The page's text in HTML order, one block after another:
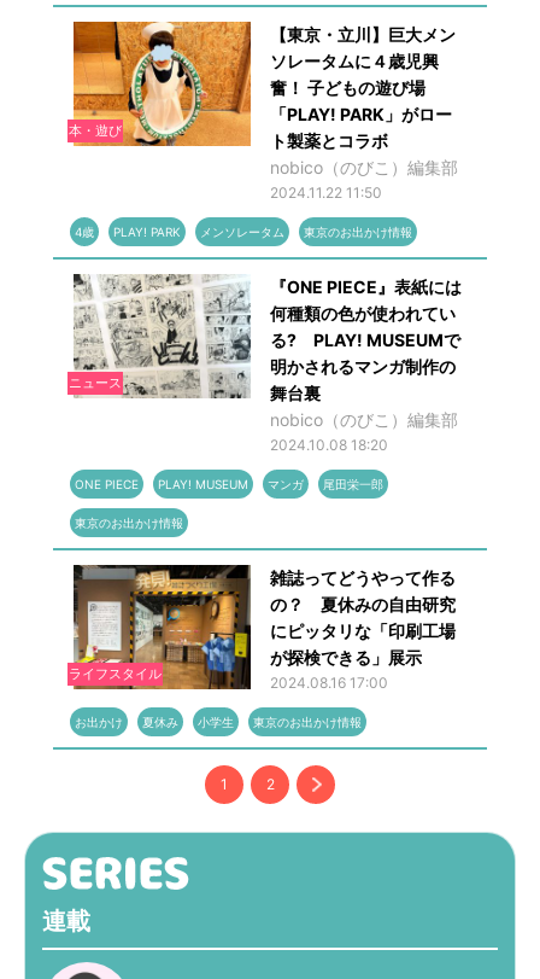
本・遊び
【東京・立川】巨大メン
ソレータムに４歳児興
奮！ 子どもの遊び場
「PLAY! PARK」がロー
ト製薬とコラボ
nobico（のびこ）編集部
2024.11.22 11:50
4歳 PLAY! PARK メンソレータム 東京のお出かけ情報
ニュース
『ONE PIECE』表紙には
何種類の色が使われてい
る? PLAY! MUSEUMで
明かされるマンガ制作の
舞台裏
nobico（のびこ）編集部
2024.10.08 18:20
ONE PIECE PLAY! MUSEUM マンガ 尾田栄一郎
東京のお出かけ情報
ライフスタイル
雑誌ってどうやって作る
の？ 夏休みの自由研究
にピッタリな「印刷工場
が探検できる」展示
2024.08.16 17:00
お出かけ 夏休み 小学生 東京のお出かけ情報
1 2
連載